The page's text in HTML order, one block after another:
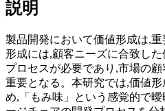
説明
製品開発において価値形成は,
形成には,顧客ニーズに合致し
プロセスが必要であり,市場の
重要となる。本研究では,価値
め,「もみ味」という感覚的で